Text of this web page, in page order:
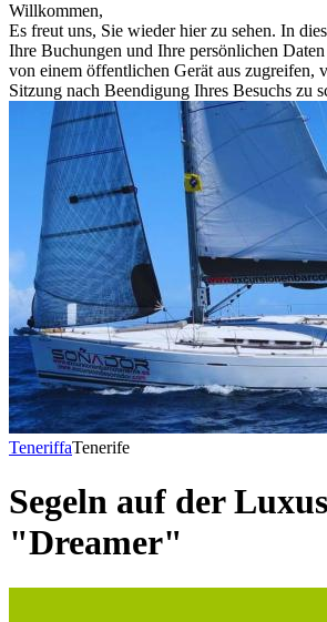
Willkommen,
Es freut uns, Sie wieder hier zu sehen. In
Ihre Buchungen und Ihre persönlichen
von einem öffentlichen Gerät aus zugreifen,
Sitzung nach Beendigung Ihres Besuchs zu
TeneriffaTenerife
Segeln auf der
"Dreamer"